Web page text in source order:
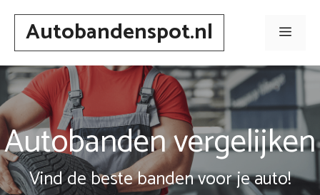
Spring
inhoudAutobandenspot.nl Menu
Autobanden vergelijken
Vind de beste banden voor je auto!